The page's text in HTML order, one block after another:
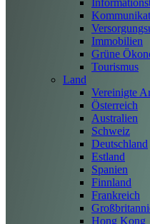
Immobilien
Grüne
Tourismus
Land
Vereinigte
Österreich
Australien
Schweiz
Deutschland
Estland
Spanien
Finnland
Frankreich
Hong Kong